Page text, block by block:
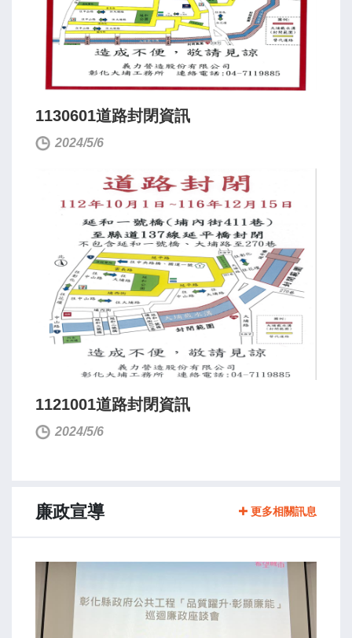
1130601道路封閉資訊
2024/5/6
1121001道路封閉資訊
2024/5/6
廉政宣導 更多相關訊息